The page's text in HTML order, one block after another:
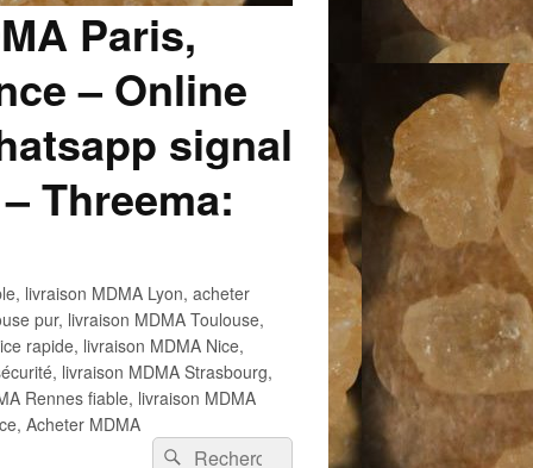
Paris,
– Online
signal
Threema:
livraison MDMA Lyon, acheter
pur, livraison MDMA Toulouse,
rapide, livraison MDMA Nice,
livraison MDMA Strasbourg,
Rennes fiable, livraison MDMA
Acheter MDMA
Recherche :
Rechercher